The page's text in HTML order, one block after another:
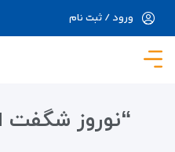
در حال حاضر ارتباط
ورود / ثبت نام
“نوروز شگفت‌